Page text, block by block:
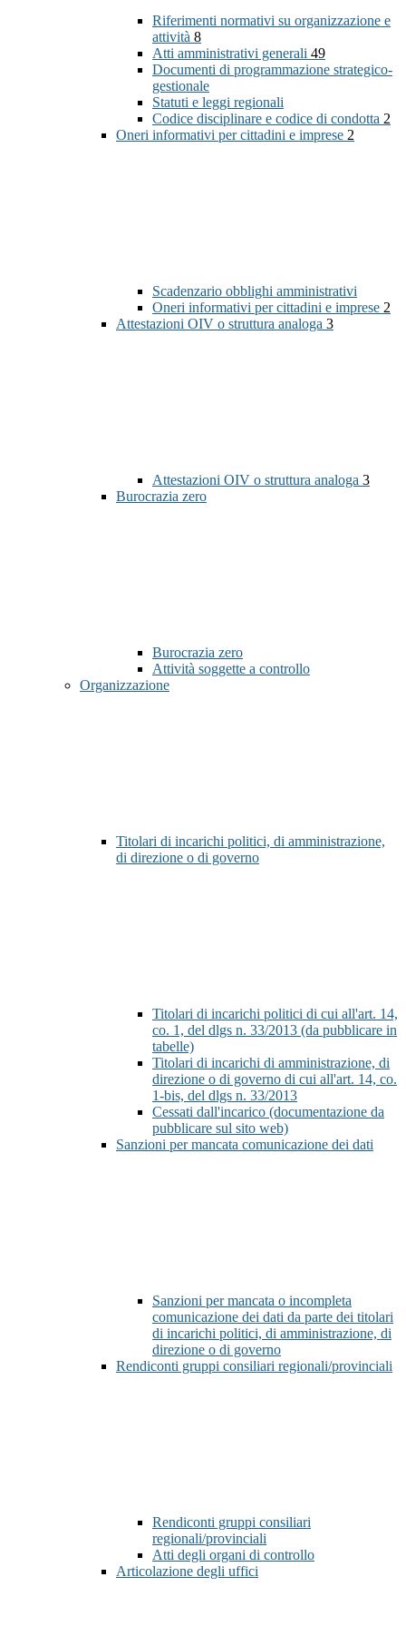
Riferimenti normativi su organizzazione e
attività 8
Atti amministrativi generali 49
Documenti di programmazione strategico-
gestionale
Statuti e leggi regionali
Codice disciplinare e codice di condotta 2
Oneri informativi per cittadini e imprese 2
Scadenzario obblighi amministrativi
Oneri informativi per cittadini e imprese 2
Attestazioni OIV o struttura analoga 3
Attestazioni OIV o struttura analoga 3
Burocrazia zero
Burocrazia zero
Attività soggette a controllo
Organizzazione
Titolari di incarichi politici, di amministrazione,
di direzione o di governo
Titolari di incarichi politici di cui all'art. 14,
co. 1, del dlgs n. 33/2013 (da pubblicare in
tabelle)
Titolari di incarichi di amministrazione, di
direzione o di governo di cui all'art. 14, co.
1-bis, del dlgs n. 33/2013
Cessati dall'incarico (documentazione da
pubblicare sul sito web)
Sanzioni per mancata comunicazione dei dati
Sanzioni per mancata o incompleta
comunicazione dei dati da parte dei titolari
di incarichi politici, di amministrazione, di
direzione o di governo
Rendiconti gruppi consiliari regionali/provinciali
Rendiconti gruppi consiliari
regionali/provinciali
Atti degli organi di controllo
Articolazione degli uffici